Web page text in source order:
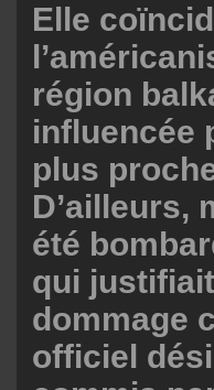
Elle
région
influencée
plus
D’ailleurs,
été
qui
dommage
officiel